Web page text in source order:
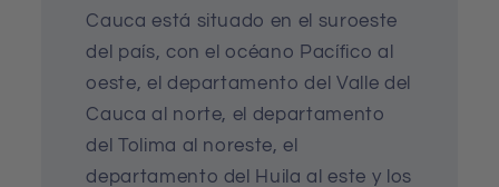
Cauca está situado en el suroeste
del país, con el océano Pacífico al
oeste, el departamento del Valle del
Cauca al norte, el departamento
del Tolima al noreste, el
departamento del Huila al este y los